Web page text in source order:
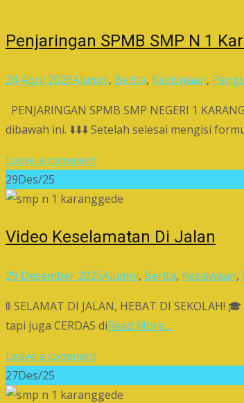
Penjaringan SPMB SMP N 1
24 April 2026Alumni, Berita, Kesiswaan,
PENJARINGAN SPMB SMP NEGERI 1
dibawah ini. ⬇️⬇️⬇️ Setelah selesai mengisi
Leave a comment
29Des/25
Video Keselamatan Di Jalan
29 Desember 2025Alumni, Berita, Kesiswaan,
🚦 SELAMAT DI JALAN, HEBAT DI
tapi juga CERDAS diRead More…
Leave a comment
27Des/25